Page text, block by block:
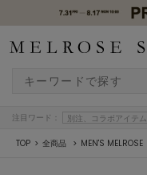
注目ワード： 別注、コラボアイテム
TOP 全商品 MEN'S MELROSE